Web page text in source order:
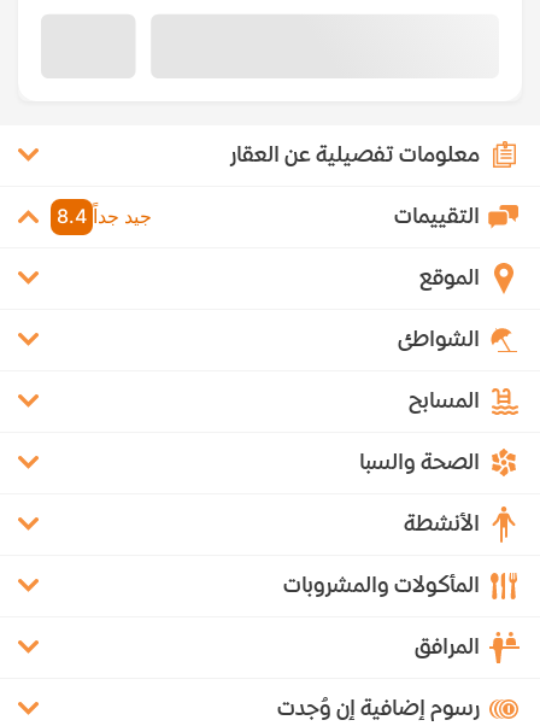
معلومات تفصيلية عن العقار
التقييمات جيد جداً 8.4
الموقع
الشواطئ
المسابح
الصحة والسبا
الأنشطة
المأكولات والمشروبات
المرافق
رسوم إضافية إن وُجدت